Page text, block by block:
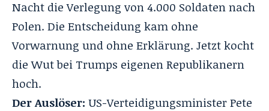
Nacht dieVerlegung von 4.000 Soldatennach
Polen. Die Entscheidung kam ohne
Vorwarnung und ohne Erklärung. Jetzt kocht
die Wut bei Trumps eigenen Republikanern
hoch.
Der Auslöser: US-Verteidigungsminister Pete